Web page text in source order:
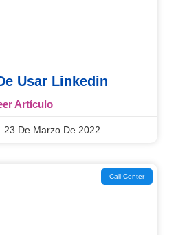
Usar Linkedin
Artículo
23 De Marzo De 2022
Call Center